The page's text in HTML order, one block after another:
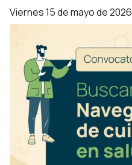
viernes 15 de mayo de 2026